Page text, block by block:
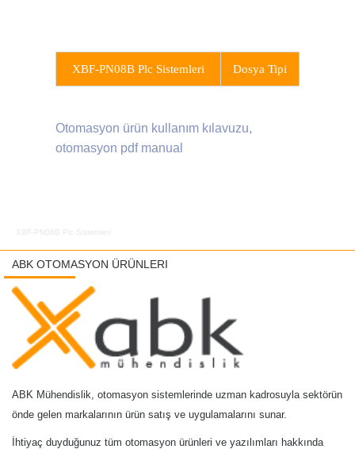
XBF-PN08B Plc Sistemleri Dosya Tipi
Otomasyon ürün kullanım kılavuzu,
otomasyon pdf manual
XBF-PN08B Plc Sistemleri
ABK OTOMASYON ÜRÜNLERI
ABK Mühendislik, otomasyon sistemlerinde uzman kadrosuyla sektörün
önde gelen markalarının ürün satış ve uygulamalarını sunar.
İhtiyaç duyduğunuz tüm otomasyon ürünleri ve yazılımları hakkında